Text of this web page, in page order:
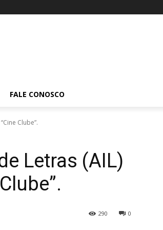
FALE CONOSCO
Clube”.
Letras (AIL)
0
290